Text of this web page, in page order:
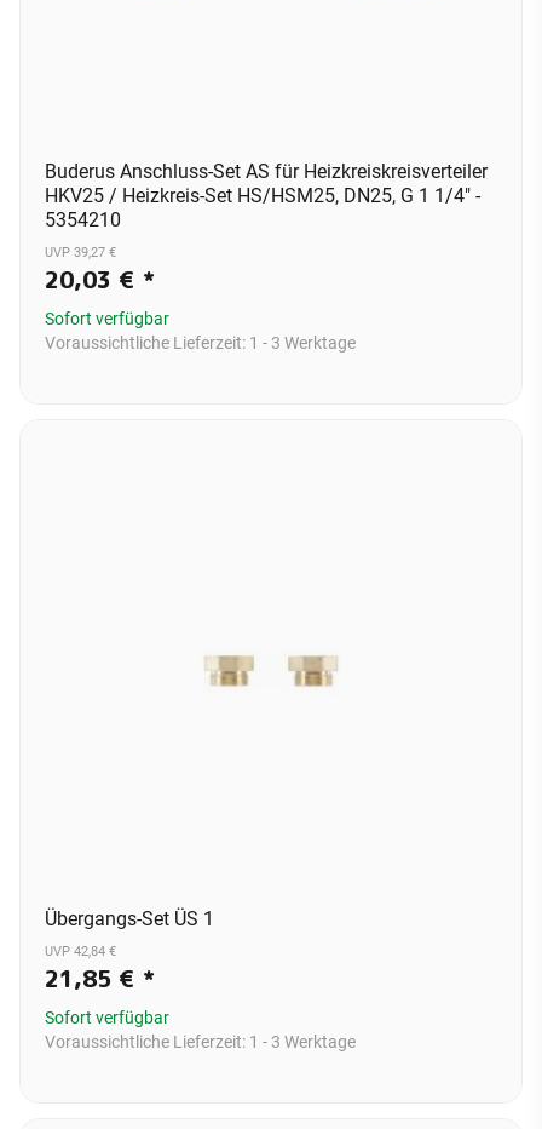
Buderus Anschluss-Set AS für Heizkreiskreisverteiler
HKV25 / Heizkreis-Set HS/HSM25, DN25, G 1 1/4" -
5354210
UVP 39,27 €
20,03 € *
Sofort verfügbar
Voraussichtliche Lieferzeit: 1 - 3 Werktage
Übergangs-Set ÜS 1
UVP 42,84 €
21,85 € *
Sofort verfügbar
Voraussichtliche Lieferzeit: 1 - 3 Werktage